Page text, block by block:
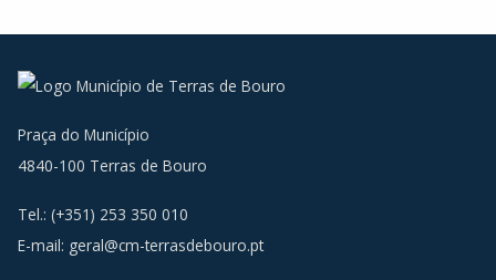
Praça do Município
4840-100 Terras de Bouro
Tel.: (+351) 253 350 010
E-mail: geral@cm-terrasdebouro.pt